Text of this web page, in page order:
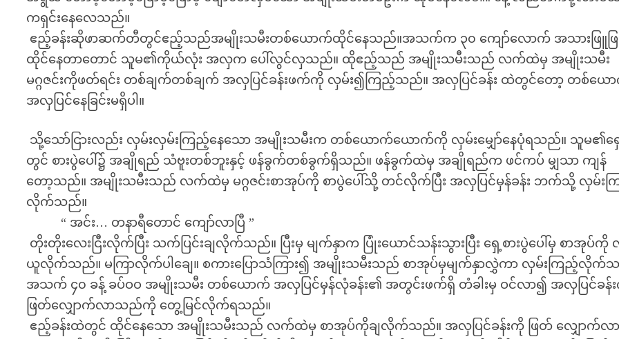
ကရှင်းနေလေသည်။
ဧည့်ခန်းဆိုဖာဆက်တီတွင်ဧည့်သည်အမျိုးသမီးတစ်ယောက်ထိုင်နေသည်။အသက်က ၃၀ ကျော်လောက် အသားဖြူဖ
ထိုင်နေတာတောင် သူမ၏ကိုယ်လုံး အလှက ပေါ်လွင်လှသည်။ ထိုဧည့်သည် အမျိုးသမီးသည် လက်ထဲမှ အမျိုးသမီး
မဂ္ဂဇင်းကိုဖတ်ရင်း တစ်ချက်တစ်ချက် အလှပြင်ခန်းဖက်ကို လှမ်း၍ကြည့်သည်။ အလှပြင်ခန်း ထဲတွင်တော့ တစ်ယေ
အလှပြင်နေခြင်းမရှိပါ။
သို့သော်ငြားလည်း လှမ်းလှမ်းကြည့်နေသော အမျိုးသမီးက တစ်ယောက်ယောက်ကို လှမ်းမျှော်နေပုံရသည်။ သူမ၏ရှ
တွင် စားပွဲပေါ်၌ အချိုရည် သံဗူးတစ်ဘူးနှင့် ဖန်ခွက်တစ်ခွက်ရှိသည်။ ဖန်ခွက်ထဲမှ အချိုရည်က ဖင်ကပ် မျှသာ ကျန်
တော့သည်။ အမျိုးသမီးသည် လက်ထဲမှ မဂ္ဂဇင်းစာအုပ်ကို စာပွဲပေါ်သို့ တင်လိုက်ပြီး အလှပြင်မှန်ခန်း ဘက်သို့ လှမ်း
လိုက်သည်။
“ အင်း… တနာရီတောင် ကျော်လာပြီ ”
တိုးတိုးလေးငြီးလိုက်ပြီး သက်ပြင်းချလိုက်သည်။ ပြီးမှ မျက်နှာက ပြုံးယောင်သန်းသွားပြီး ရှေ့စားပွဲပေါ်မှ စာအုပ်ကို
ယူလိုက်သည်။ မကြာလိုက်ပါချေ။ စကားပြောသံကြား၍ အမျိုးသမီးသည် စာအုပ်မှမျက်နှာလွှဲကာ လှမ်းကြည့်လိုက်
အသက် ၄၀ ခန့် ခပ်ဝဝ အမျိုးသမီး တစ်ယောက် အလှပြင်မှန်လုံခန်း၏ အတွင်းဖက်ရှိ တံခါးမှ ဝင်လာ၍ အလှပြင်ခန်
ဖြတ်လျှောက်လာသည်ကို တွေ့မြင်လိုက်ရသည်။
ဧည့်ခန်းထဲတွင် ထိုင်နေသော အမျိုးသမီးသည် လက်ထဲမှ စာအုပ်ကိုချလိုက်သည်။ အလှပြင်ခန်းကို ဖြတ် လျှောက်လာ